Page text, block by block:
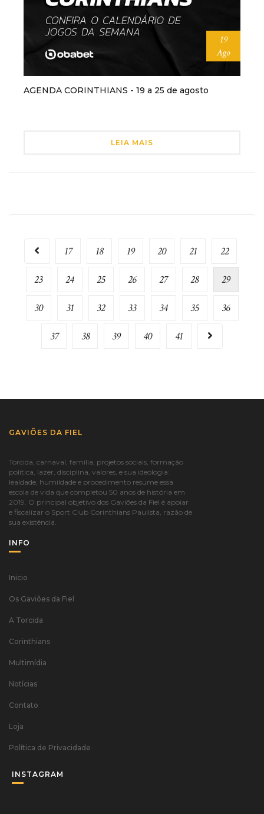
19
Ago
AGENDA CORINTHIANS - 19 a 25 de agosto
LEIA MAIS
17 18 19 20 21 22
23 24 25 26 27 28 29
30 31 32 33 34 35 36
37 38 39 40 41
GAVIÕES DA FIEL
Torcida, carnaval, família, projetos sociais, formação
política, lazer, disciplina, valores, e sua ideologia:
lealdade, humildade e procedimento resume essa
escola de vida que completou 50 anos de história em
2019. O principal objetivo dos Gaviões da Fiel é apoiar
e fiscalizar o Sport Club Corinthians Paulista, razão de
sua existência.
INFO
Inicio
Os Gaviões da Fiel
A Torcida
Corinthians
Multimídia
Notícias
Contato
Loja
Política de Privacidade
INSTAGRAM